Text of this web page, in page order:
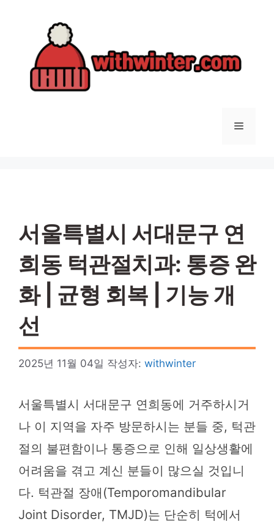
메
서울특별시 서대문구 연
희동 턱관절치과: 통증 완
화 | 균형 회복 | 기능 개
선
2025년 11월 04일 작성자: withwinter
서울특별시 서대문구 연희동에 거주하시거
나 이 지역을 자주 방문하시는 분들 중, 턱관
절의 불편함이나 통증으로 인해 일상생활에
어려움을 겪고 계신 분들이 많으실 것입니
다. 턱관절 장애(Temporomandibular
Joint Disorder, TMJD)는 단순히 턱에서